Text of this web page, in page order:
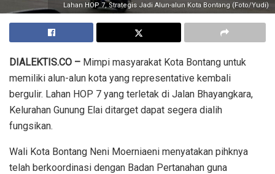
Lahan HOP 7, Strategis Jadi Alun-alun Kota Bontang (Foto/Yudi)
DIALEKTIS.CO – Mimpi masyarakat Kota Bontang untuk
memiliki alun-alun kota yang representative kembali
bergulir. Lahan HOP 7 yang terletak di Jalan Bhayangkara,
Kelurahan Gunung Elai ditarget dapat segera dialih
fungsikan.
Wali Kota Bontang Neni Moerniaeni menyatakan pihknya
telah berkoordinasi dengan Badan Pertanahan guna